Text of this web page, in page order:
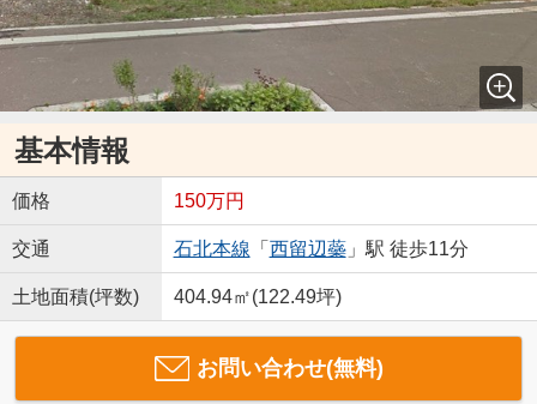
基本情報
価格 150万円
交通 石北本線 「 西留辺蘂」駅 徒歩11分
土地面積(坪数) 404.94㎡(122.49坪)
お問い合わせ(無料)